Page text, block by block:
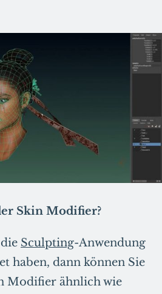
Skin Modifier?
Sculpting-Anwendung
haben, dann können Sie
Modifier ähnlich wie